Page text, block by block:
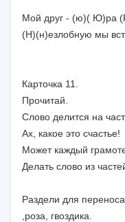
Мой друг - (ю)( Ю)ра
(Н)(н)езлобную мы
Карточка 11.
Прочитай.
Слово делится на
Ах, какое это счастье!
Может каждый
Делать слово из
Раздели для переноса
,роза, гвоздика.